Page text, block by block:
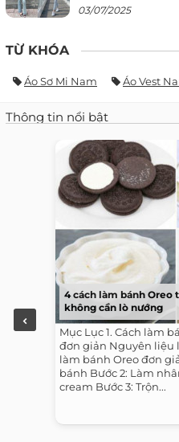
03/07/2025
TỪ KHÓA
Áo Sơ Mi Nam Áo Vest
Thông tin nổi bật
4 cách làm bánh Oreo
không cần lò nướng
Mục Lục 1. Cách làm
đơn giản Nguyên liệu
làm bánh Oreo đơn
bánh Bước 2: Làm
cream Bước 3: Trộn...